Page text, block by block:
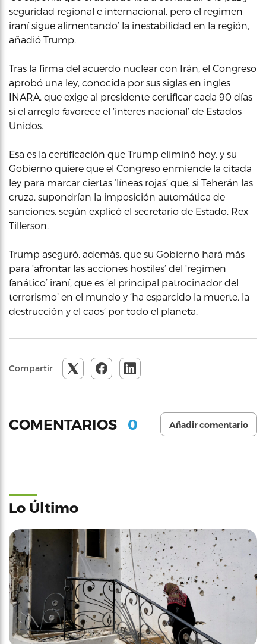
seguridad regional e internacional, pero el regimen
iraní sigue alimentando’ la inestabilidad en la región,
añadió Trump.
Tras la firma del acuerdo nuclear con Irán, el Congreso
aprobó una ley, conocida por sus siglas en ingles
INARA, que exige al presidente certificar cada 90 días
si el arreglo favorece el ‘interes nacional’ de Estados
Unidos.
Esa es la certificación que Trump eliminó hoy, y su
Gobierno quiere que el Congreso enmiende la citada
ley para marcar ciertas ‘líneas rojas’ que, si Teherán las
cruza, supondrían la imposición automática de
sanciones, según explicó el secretario de Estado, Rex
Tillerson.
Trump aseguró, además, que su Gobierno hará más
para ‘afrontar las acciones hostiles’ del ‘regimen
fanático’ iraní, que es ‘el principal patrocinador del
terrorismo’ en el mundo y ‘ha esparcido la muerte, la
destrucción y el caos’ por todo el planeta.
Compartir
COMENTARIOS 0 Añadir comentario
Lo Último